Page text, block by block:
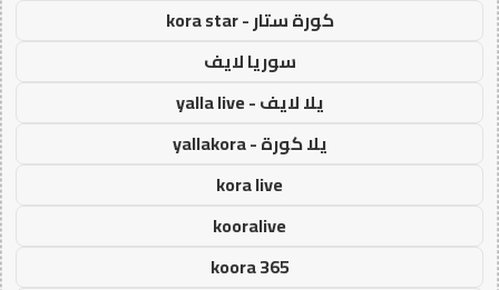
كورة ستار - kora star
سوريا لايف
يلا لايف - yalla live
يلا كورة - yallakora
kora live
kooralive
koora 365